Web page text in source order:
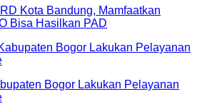
Kota Bandung, Mamfaatkan
Bisa Hasilkan PAD
Bogor Lakukan Pelayanan